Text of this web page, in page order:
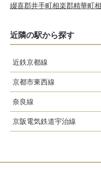
綴喜郡井手町相楽郡精華町
近隣の駅から探す
近鉄京都線
小倉駅
伊勢田駅
大久保駅
京都市東西線
六地蔵駅
奈良線
六地蔵駅
京阪電気鉄道宇治線
黄檗駅